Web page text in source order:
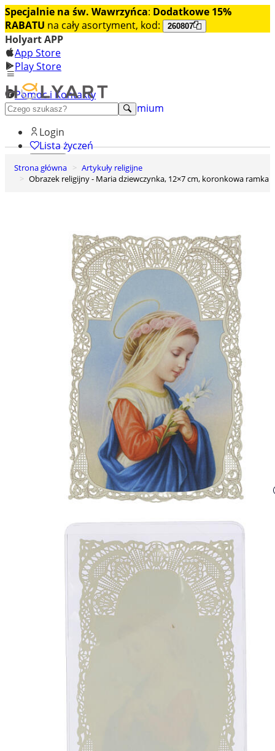
Specjalnie na św. Wawrzyńca: Dodatkowe 15%
RABATU na cały asortyment, kod: 260807
Holyart APP
App Store
Play Store
Pomoc i Kontakty
+48 222 922 860
Odkryj premium
Login
Lista życzeń
0
Koszyk
Strona główna
Artykuły religijne
Obrazek religijny - Maria dziewczynka, 12×7 cm, koronkowa ramka